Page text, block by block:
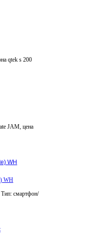
qtek s 200
JAM, цена
WH
смартфон/